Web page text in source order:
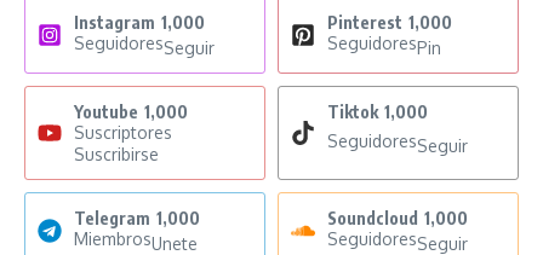
Instagram 1,000
SeguidoresSeguir
Pinterest 1,000
SeguidoresPin
Youtube 1,000
Suscriptores
Suscribirse
Tiktok 1,000
SeguidoresSeguir
Telegram 1,000
MiembrosUnete
Soundcloud 1,000
SeguidoresSeguir